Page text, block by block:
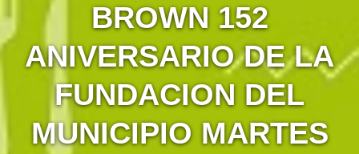
BROWN 152
ANIVERSARIO DE LA
FUNDACION DEL
MUNICIPIO MARTES